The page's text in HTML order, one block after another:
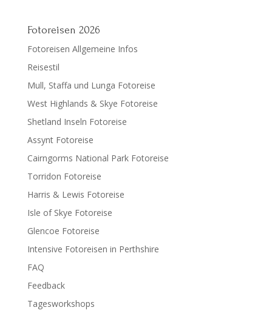
Fotoreisen 2026
Fotoreisen Allgemeine Infos
Reisestil
Mull, Staffa und Lunga Fotoreise
West Highlands & Skye Fotoreise
Shetland Inseln Fotoreise
Assynt Fotoreise
Cairngorms National Park Fotoreise
Torridon Fotoreise
Harris & Lewis Fotoreise
Isle of Skye Fotoreise
Glencoe Fotoreise
Intensive Fotoreisen in Perthshire
FAQ
Feedback
Tagesworkshops